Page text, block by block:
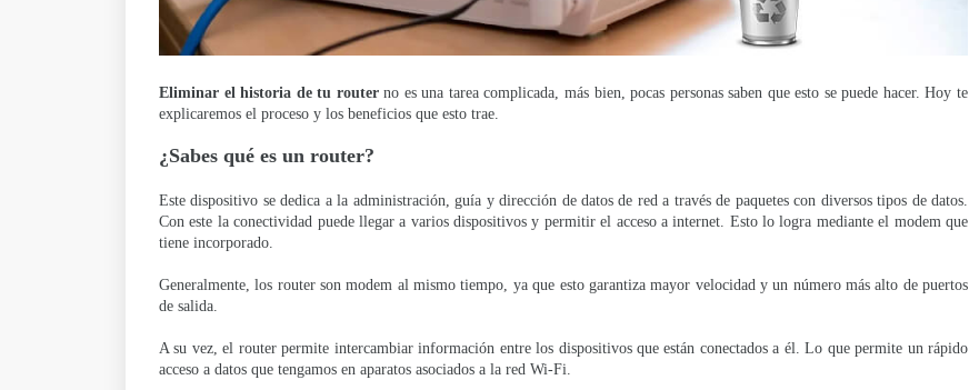
Eliminar el historia de tu routerno es una tarea complicada, más bien, pocas personas saben que esto se puede hacer. Hoy te
explicaremos el proceso y los beneficios que esto trae.
¿Sabes qué es un router?
Este dispositivo se dedica a la administración, guía y dirección de datos de red a través de paquetes con diversos tipos de datos.
Con este la conectividad puede llegar a varios dispositivos y permitir el acceso a internet. Esto lo logra mediante el modem que
tiene incorporado.
Generalmente, los router son modem al mismo tiempo, ya que esto garantiza mayor velocidad y un número más alto de puertos
de salida.
A su vez, el router permite intercambiar información entre los dispositivos que están conectados a él. Lo que permite un rápido
acceso a datos que tengamos en aparatos asociados a la red Wi-Fi.